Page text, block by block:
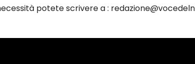
potete scrivere a :